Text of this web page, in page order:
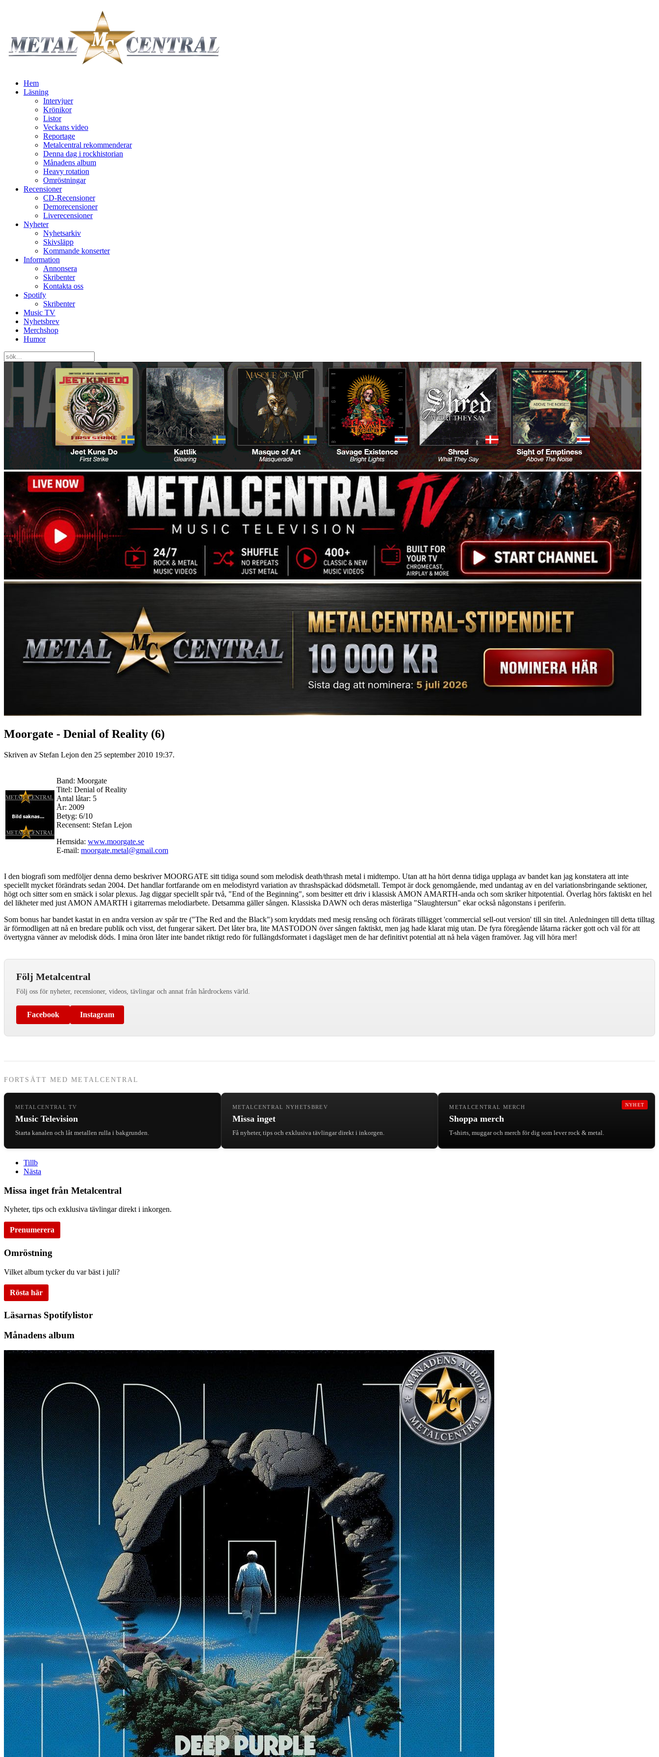
Hem
Läsning
Intervjuer
Krönikor
Listor
Veckans video
Reportage
Metalcentral rekommenderar
Denna dag i rockhistorian
Månadens album
Heavy rotation
Omröstningar
Recensioner
CD-Recensioner
Demorecensioner
Liverecensioner
Nyheter
Nyhetsarkiv
Skivsläpp
Kommande konserter
Information
Annonsera
Skribenter
Kontakta oss
Spotify
Skribenter
Music TV
Nyhetsbrev
Merchshop
Humor
Moorgate - Denial of Reality (6)
Skriven av Stefan Lejon den 25 september 2010 19:37.
Band: Moorgate
Titel: Denial of Reality
Antal låtar: 5
År: 2009
Betyg: 6/10
Recensent: Stefan Lejon
Hemsida: www.moorgate.se
E-mail: moorgate.metal@gmail.com
I den biografi som medföljer denna demo beskriver MOORGATE sitt tidiga sound som melodisk death/thrash metal i midtempo. Utan att ha hört denna tidiga upplaga av bandet kan jag konstatera att inte
speciellt mycket förändrats sedan 2004. Det handlar fortfarande om en melodistyrd variation av thrashspäckad dödsmetall. Tempot är dock genomgående, med undantag av en del variationsbringande sektioner,
högt och sitter som en smäck i solar plexus. Jag diggar speciellt spår två, "End of the Beginning", som besitter ett driv i klassisk AMON AMARTH-anda och som skriker hitpotential. Överlag hörs faktiskt en hel
del likheter med just AMON AMARTH i gitarrernas melodiarbete. Detsamma gäller sången. Klassiska DAWN och deras mästerliga "Slaughtersun" ekar också någonstans i periferin.
Som bonus har bandet kastat in en andra version av spår tre ("The Red and the Black") som kryddats med mesig rensång och förärats tillägget 'commercial sell-out version' till sin titel. Anledningen till detta tilltag
är förmodligen att nå en bredare publik och visst, det fungerar säkert. Det låter bra, lite MASTODON över sången faktiskt, men jag hade klarat mig utan. De fyra föregående låtarna räcker gott och väl för att
övertygna vänner av melodisk döds. I mina öron låter inte bandet riktigt redo för fullängdsformatet i dagsläget men de har definitivt potential att nå hela vägen framöver. Jag vill höra mer!
Följ Metalcentral
Följ oss för nyheter, recensioner, videos, tävlingar och annat från hårdrockens värld.
Facebook Instagram
FORTSÄTT MED METALCENTRAL
METALCENTRAL TV
Music Television
Starta kanalen och låt metallen rulla i bakgrunden.
METALCENTRAL NYHETSBREV
Missa inget
Få nyheter, tips och exklusiva tävlingar direkt i inkorgen.
NYHET
METALCENTRAL MERCH
Shoppa merch
T-shirts, muggar och merch för dig som lever rock & metal.
Tillb
Nästa
Missa inget från Metalcentral
Nyheter, tips och exklusiva tävlingar direkt i inkorgen.
Prenumerera
Omröstning
Vilket album tycker du var bäst i juli?
Rösta här
Läsarnas Spotifylistor
Månadens album